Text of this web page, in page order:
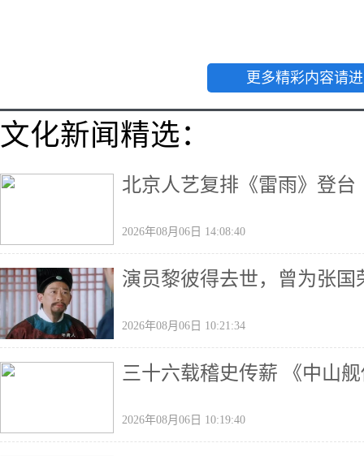
更多精彩内容请
文化新闻精选：
北京人艺复排《雷雨》登台
2026年08月06日 14:08:40
演员黎彼得去世，曾为张
2026年08月06日 10:21:34
三十六载稽史传薪 《中山
2026年08月06日 10:19:40